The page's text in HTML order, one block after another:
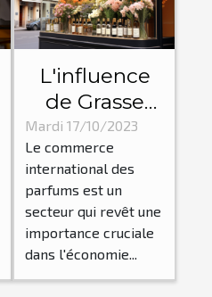
L'influence
de Grasse
dans le
commerce
international
des parfums
Mardi 17/10/2023
Le commerce
international des
parfums est un
secteur qui revêt une
importance cruciale
dans l'économie...